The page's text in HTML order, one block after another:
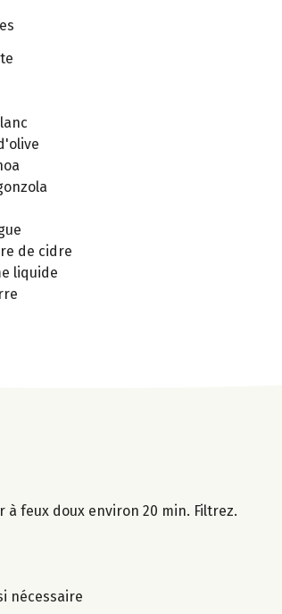
de cidre
liquide
feux doux environ 20 min. Filtrez.
nécessaire